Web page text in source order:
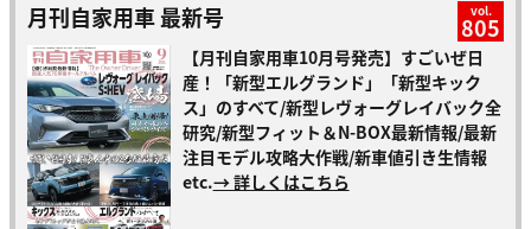
月刊自家用車 最新号 vol.
805
【月刊自家用車10月号発売】すごいぜ日
産！「新型エルグランド」「新型キック
ス」のすべて/新型レヴォーグレイバック全
研究/新型フィット＆N-BOX最新情報/最新
注目モデル攻略大作戦/新車値引き生情報
etc.→ 詳しくはこちら